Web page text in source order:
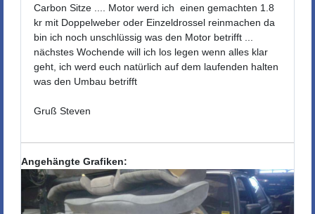
Carbon Sitze .... Motor werd ich einen gemachten 1.8
kr mit Doppelweber oder Einzeldrossel reinmachen da
bin ich noch unschlüssig was den Motor betrifft ...
nächstes Wochende will ich los legen wenn alles klar
geht, ich werd euch natürlich auf dem laufenden halten
was den Umbau betrifft
Gruß Steven
Angehängte Grafiken: